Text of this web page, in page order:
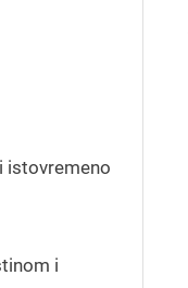
istovremeno
i